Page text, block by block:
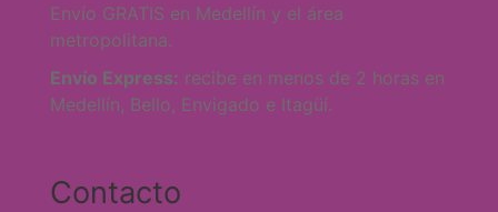
Envío GRATIS en Medellín y el área
metropolitana.
Envío Express: recibe en menos de 2 horas en
Medellín, Bello, Envigado e Itagüí.
Contacto